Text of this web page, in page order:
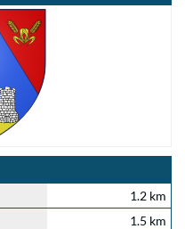
1.2 km
1.5 km